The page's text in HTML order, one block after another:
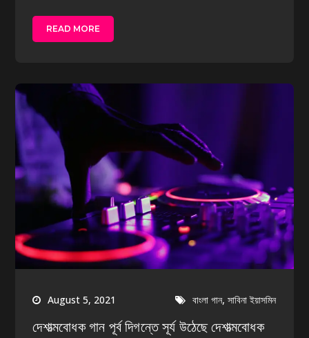
READ MORE
August 5, 2021 বাংলা গান,সাবিনা ইয়াসমিন
দেশাত্মবোধক গান পূর্ব দিগন্তে সূর্য উঠেছে দেশাত্মবোধক